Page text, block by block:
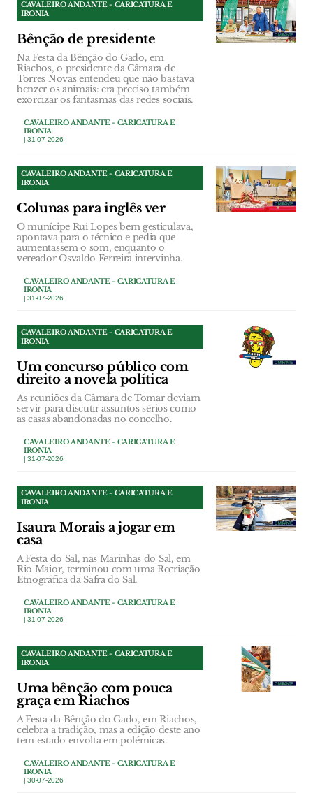
CAVALEIRO ANDANTE - CARICATURA E
IRONIA
Bênção de presidente
Na Festa da Bênção do Gado, em
Riachos, o presidente da Câmara de
Torres Novas entendeu que não bastava
benzer os animais: era preciso também
exorcizar os fantasmas das redes sociais.
CAVALEIRO ANDANTE - CARICATURA E
IRONIA
| 31-07-2026
CAVALEIRO ANDANTE - CARICATURA E
IRONIA
Colunas para inglês ver
O munícipe Rui Lopes bem gesticulava,
apontava para o técnico e pedia que
aumentassem o som, enquanto o
vereador Osvaldo Ferreira intervinha.
CAVALEIRO ANDANTE - CARICATURA E
IRONIA
| 31-07-2026
CAVALEIRO ANDANTE - CARICATURA E
IRONIA
Um concurso público com
direito a novela política
As reuniões da Câmara de Tomar deviam
servir para discutir assuntos sérios como
as casas abandonadas no concelho.
CAVALEIRO ANDANTE - CARICATURA E
IRONIA
| 31-07-2026
CAVALEIRO ANDANTE - CARICATURA E
IRONIA
Isaura Morais a jogar em
casa
A Festa do Sal, nas Marinhas do Sal, em
Rio Maior, terminou com uma Recriação
Etnográfica da Safra do Sal.
CAVALEIRO ANDANTE - CARICATURA E
IRONIA
| 31-07-2026
CAVALEIRO ANDANTE - CARICATURA E
IRONIA
Uma bênção com pouca
graça em Riachos
A Festa da Bênção do Gado, em Riachos,
celebra a tradição, mas a edição deste ano
tem estado envolta em polémicas.
CAVALEIRO ANDANTE - CARICATURA E
IRONIA
| 30-07-2026